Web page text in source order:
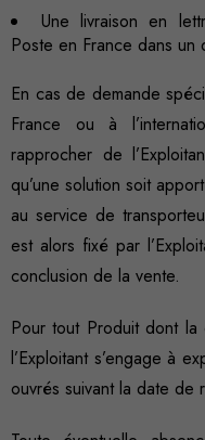
Une livraison en
Poste en France dans un
En cas de demande
France ou à
rapprocher de
qu’une solution soit
au service de
est alors fixé par
conclusion de la vente.
Pour tout Produit dont
l’Exploitant s’engage à
ouvrés suivant la date